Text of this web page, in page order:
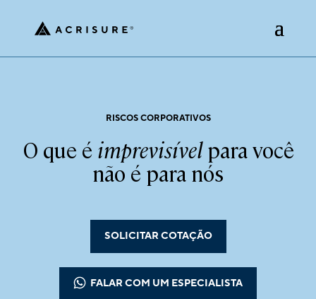
RISCOS CORPORATIVOS
O que é imprevisívelpara você
não é para nós
SOLICITAR COTAÇÃO
FALAR COM UM ESPECIALISTA